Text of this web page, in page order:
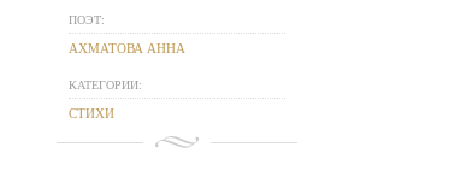
ПОЭТ:
АХМАТОВА АННА
КАТЕГОРИИ:
СТИХИ